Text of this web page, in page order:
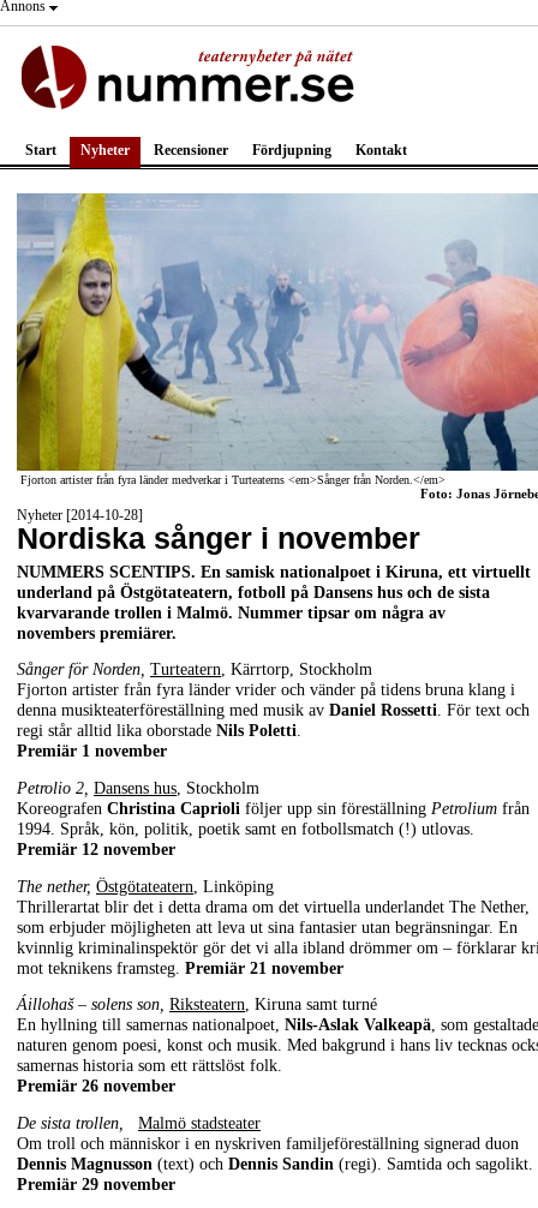
Annons
Start Nyheter Recensioner Fördjupning Kontakt
Fjorton artister från fyra länder medverkar i Turteaterns <em>Sånger från Norden.</em>
Foto: Jonas
Nyheter [2014-10-28]
Nordiska sånger i november
NUMMERS SCENTIPS. En samisk nationalpoet i Kiruna, ett virtuellt
underland på Östgötateatern, fotboll på Dansens hus och de sista
kvarvarande trollen i Malmö. Nummer tipsar om några av
novembers premiärer.
Sånger för Norden, Turteatern, Kärrtorp, Stockholm
Fjorton artister från fyra länder vrider och vänder på tidens bruna klang i
denna musikteaterföreställning med musik av Daniel Rossetti. För text och
regi står alltid lika oborstade Nils Poletti.
Premiär 1 november
Petrolio 2, Dansens hus, Stockholm
Koreografen Christina Caprioli följer upp sin föreställning Petrolium från
1994. Språk, kön, politik, poetik samt en fotbollsmatch (!) utlovas.
Premiär 12 november
The nether, Östgötateatern , Linköping
Thrillerartat blir det i detta drama om det virtuella underlandet The Nether,
som erbjuder möjligheten att leva ut sina fantasier utan begränsningar. En
kvinnlig kriminalinspektör gör det vi alla ibland drömmer om – förklarar
mot teknikens framsteg. Premiär 21 november
Áillohaš – solens son, Riksteatern, Kiruna samt turné
En hyllning till samernas nationalpoet, Nils-Aslak Valkeapä, som gestaltade
naturen genom poesi, konst och musik. Med bakgrund i hans liv tecknas
samernas historia som ett rättslöst folk.
Premiär 26 november
De sista trollen,
Malmö stadsteater
Om troll och människor i en nyskriven familjeföreställning signerad duon
Dennis Magnusson (text) och Dennis Sandin (regi). Samtida och sagolikt.
Premiär 29 november